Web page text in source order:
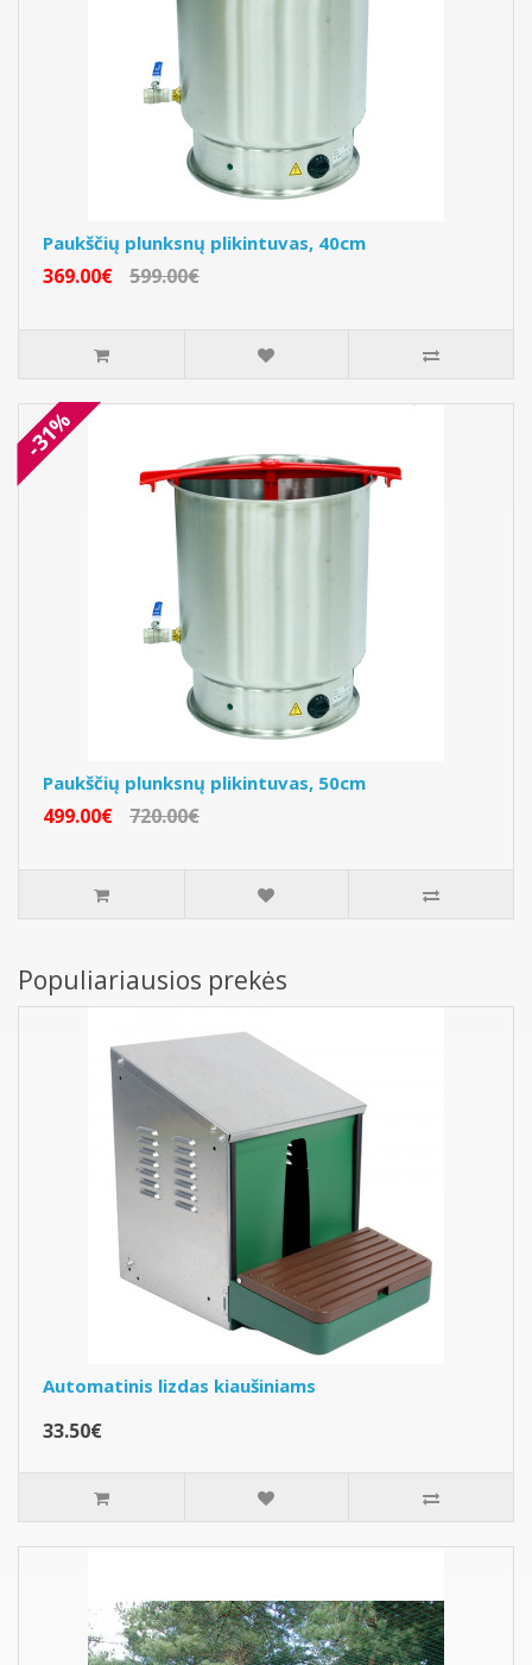
Paukščių plunksnų plikintuvas, 40cm
369.00€ 599.00€
-31%
Paukščių plunksnų plikintuvas, 50cm
499.00€ 720.00€
Populiariausios prekės
Automatinis lizdas kiaušiniams
33.50€